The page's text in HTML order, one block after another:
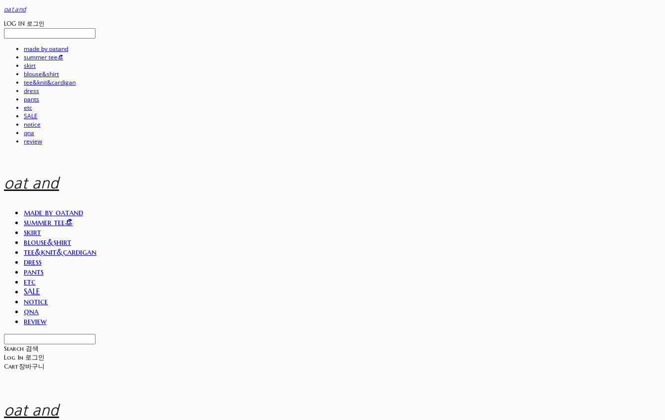
oat and
LOG IN 로그인
made by oatand
summer tee👒
skirt
blouse&shirt
tee&knit&cardigan
dress
pants
etc
SALE
notice
qna
review
oat and
made by oatand
summer tee👒
skirt
blouse&shirt
tee&knit&cardigan
dress
pants
etc
SALE
notice
qna
review
Search 검색
Log In 로그인
Cart장바구니
oat and